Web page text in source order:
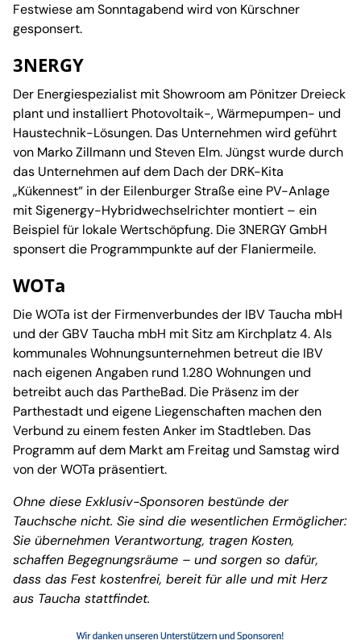
Festwiese am Sonntagabend wird von Kürschner
gesponsert.
3NERGY
Der Energiespezialist mit Showroom am Pönitzer Dreieck
plant und installiert Photovoltaik-, Wärmepumpen- und
Haustechnik-Lösungen. Das Unternehmen wird geführt
von Marko Zillmann und Steven Elm. Jüngst wurde durch
das Unternehmen auf dem Dach der DRK-Kita
„Kükennest“ in der Eilenburger Straße eine PV-Anlage
mit Sigenergy-Hybridwechselrichter montiert – ein
Beispiel für lokale Wertschöpfung. Die 3NERGY GmbH
sponsert die Programmpunkte auf der Flaniermeile.
WOTa
Die WOTa ist der Firmenverbundes der IBV Taucha mbH
und der GBV Taucha mbH mit Sitz am Kirchplatz 4. Als
kommunales Wohnungsunternehmen betreut die IBV
nach eigenen Angaben rund 1.280 Wohnungen und
betreibt auch das PartheBad. Die Präsenz im der
Parthestadt und eigene Liegenschaften machen den
Verbund zu einem festen Anker im Stadtleben. Das
Programm auf dem Markt am Freitag und Samstag wird
von der WOTa präsentiert.
Ohne diese Exklusiv-Sponsoren bestünde der
Tauchsche nicht. Sie sind die wesentlichen Ermöglicher:
Sie übernehmen Verantwortung, tragen Kosten,
schaffen Begegnungsräume – und sorgen so dafür,
dass das Fest kostenfrei, bereit für alle und mit Herz
aus Taucha stattfindet.